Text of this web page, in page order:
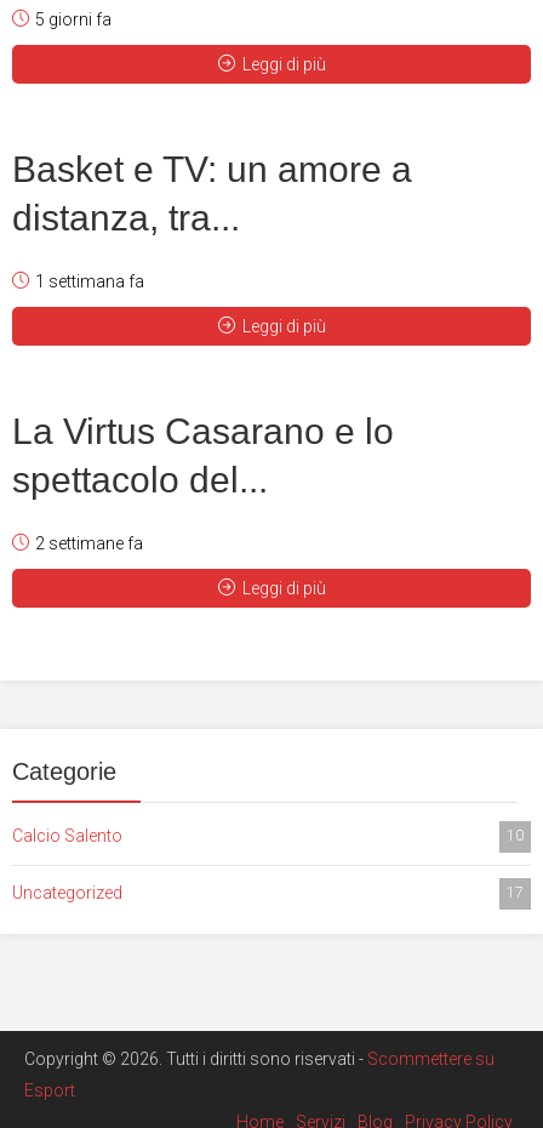
5 giorni fa
Leggi di più
Basket e TV: un amore a
distanza, tra...
1 settimana fa
Leggi di più
La Virtus Casarano e lo
spettacolo del...
2 settimane fa
Leggi di più
Categorie
Calcio Salento 10
Uncategorized 17
Copyright © 2026. Tutti i diritti sono riservati - Scommettere su
Esport
Home
Servizi Blog Privacy Policy